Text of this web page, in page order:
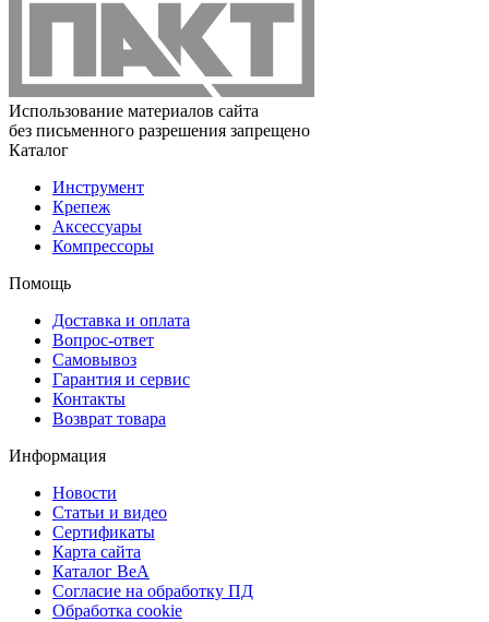
Использование материалов сайта
без письменного разрешения запрещено
Каталог
Инструмент
Крепеж
Аксессуары
Компрессоры
Помощь
Доставка и оплата
Вопрос-ответ
Самовывоз
Гарантия и сервис
Контакты
Возврат товара
Информация
Новости
Статьи и видео
Сертификаты
Карта сайта
Каталог BeA
Согласие на обработку ПД
Обработка cookie